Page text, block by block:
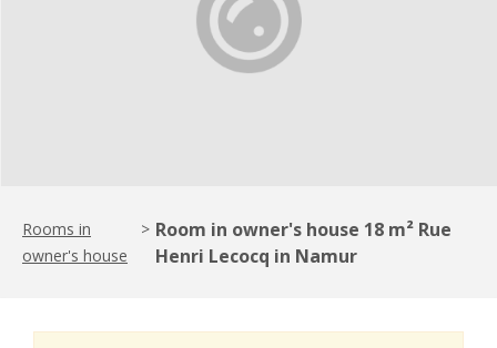
Rooms in
owner's house
> Room in owner's house 18 m² Rue
Henri Lecocq in Namur